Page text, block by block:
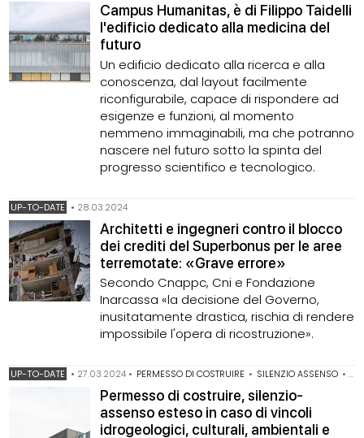
Campus Humanitas, è di Filippo Taidelli
l'edificio dedicato alla medicina del
futuro
Un edificio dedicato alla ricerca e alla
conoscenza, dal layout facilmente
riconfigurabile, capace di rispondere ad
esigenze e funzioni, al momento
nemmeno immaginabili, ma che potranno
nascere nel futuro sotto la spinta del
progresso scientifico e tecnologico.
UP-TO-DATE • 28.03.2024
Architetti e ingegneri contro il blocco
dei crediti del Superbonus per le aree
terremotate: «Grave errore»
Secondo Cnappc, Cni e Fondazione
Inarcassa «la decisione del Governo,
inusitatamente drastica, rischia di rendere
impossibile l'opera di ricostruzione».
UP-TO-DATE • 27.03.2024 • PERMESSO DI COSTRUIRE • SILENZIO ASSENSO •TU
Permesso di costruire, silenzio-
assenso esteso in caso di vincoli
idrogeologici, culturali, ambientali e